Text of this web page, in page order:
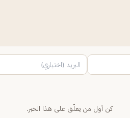
كن أول من يعلّق على هذا الخبر.